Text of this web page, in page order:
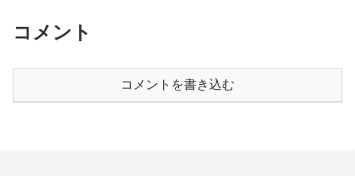
コメント
コメントを書き込む